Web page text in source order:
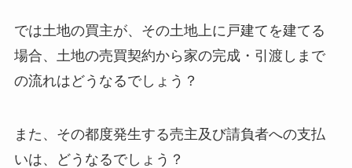
では土地の買主が、その土地上に戸建てを建てる
場合、土地の売買契約から家の完成・引渡しまで
の流れはどうなるでしょう？
また、その都度発生する売主及び請負者への支払
いは、どうなるでしょう？